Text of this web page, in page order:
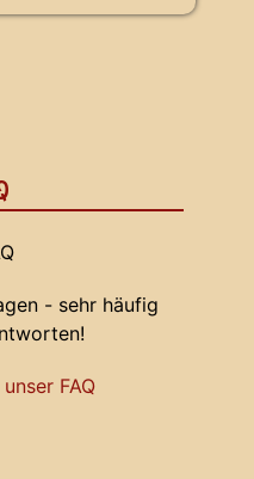
- sehr häufig
FAQ